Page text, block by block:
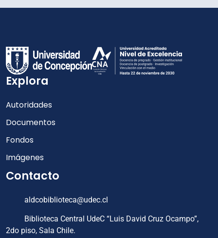
Explora
Autoridades
Documentos
Fondos
Imágenes
Contacto
aldcobiblioteca@udec.cl
Biblioteca Central UdeC “Luis David Cruz Ocampo”,
2do piso, Sala Chile.